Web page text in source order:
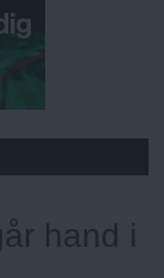
hand i